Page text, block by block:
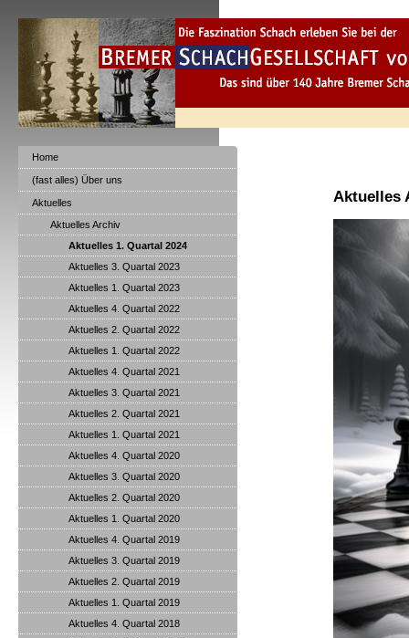
Aktuelles
Home
(fast alles) Über uns
Aktuelles
Aktuelles Archiv
Aktuelles 1. Quartal 2024
Aktuelles 3. Quartal 2023
Aktuelles 1. Quartal 2023
Aktuelles 4. Quartal 2022
Aktuelles 2. Quartal 2022
Aktuelles 1. Quartal 2022
Aktuelles 4. Quartal 2021
Aktuelles 3. Quartal 2021
Aktuelles 2. Quartal 2021
Aktuelles 1. Quartal 2021
Aktuelles 4. Quartal 2020
Aktuelles 3. Quartal 2020
Aktuelles 2. Quartal 2020
Aktuelles 1. Quartal 2020
Aktuelles 4. Quartal 2019
Aktuelles 3. Quartal 2019
Aktuelles 2. Quartal 2019
Aktuelles 1. Quartal 2019
Aktuelles 4. Quartal 2018